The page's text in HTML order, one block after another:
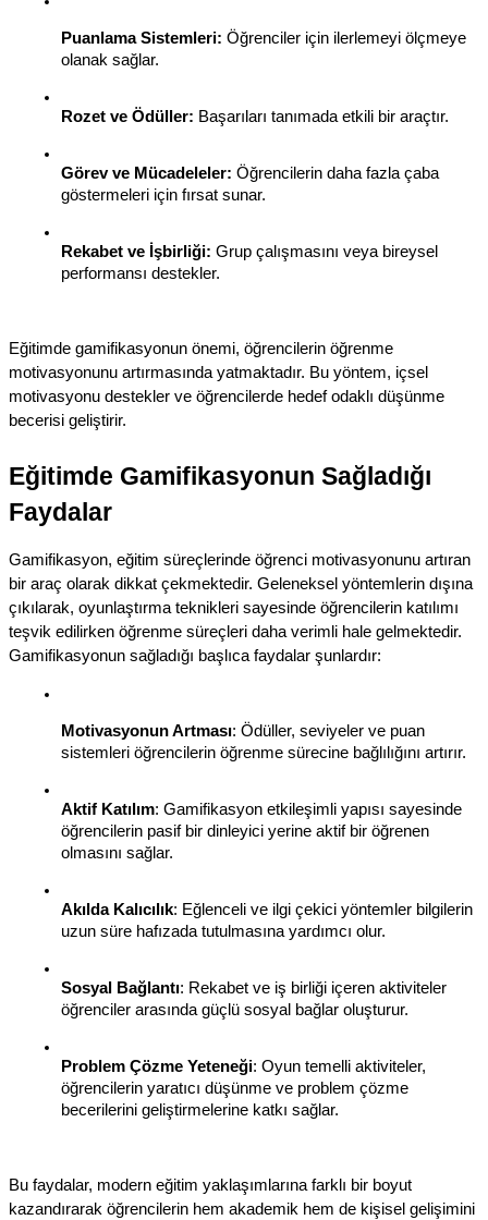
Puanlama Sistemleri: Öğrenciler için ilerlemeyi ölçmeye
olanak sağlar.
Rozet ve Ödüller: Başarıları tanımada etkili bir araçtır.
Görev ve Mücadeleler: Öğrencilerin daha fazla çaba
göstermeleri için fırsat sunar.
Rekabet ve İşbirliği: Grup çalışmasını veya bireysel
performansı destekler.
Eğitimde gamifikasyonun önemi, öğrencilerin öğrenme
motivasyonunu artırmasında yatmaktadır. Bu yöntem, içsel
motivasyonu destekler ve öğrencilerde hedef odaklı düşünme
becerisi geliştirir.
Eğitimde Gamifikasyonun Sağladığı
Faydalar
Gamifikasyon, eğitim süreçlerinde öğrenci motivasyonunu artıran
bir araç olarak dikkat çekmektedir. Geleneksel yöntemlerin dışına
çıkılarak, oyunlaştırma teknikleri sayesinde öğrencilerin katılımı
teşvik edilirken öğrenme süreçleri daha verimli hale gelmektedir.
Gamifikasyonun sağladığı başlıca faydalar şunlardır:
Motivasyonun Artması: Ödüller, seviyeler ve puan
sistemleri öğrencilerin öğrenme sürecine bağlılığını artırır.
Aktif Katılım: Gamifikasyon etkileşimli yapısı sayesinde
öğrencilerin pasif bir dinleyici yerine aktif bir öğrenen
olmasını sağlar.
Akılda Kalıcılık: Eğlenceli ve ilgi çekici yöntemler bilgilerin
uzun süre hafızada tutulmasına yardımcı olur.
Sosyal Bağlantı: Rekabet ve iş birliği içeren aktiviteler
öğrenciler arasında güçlü sosyal bağlar oluşturur.
Problem Çözme Yeteneği: Oyun temelli aktiviteler,
öğrencilerin yaratıcı düşünme ve problem çözme
becerilerini geliştirmelerine katkı sağlar.
Bu faydalar, modern eğitim yaklaşımlarına farklı bir boyut
kazandırarak öğrencilerin hem akademik hem de kişisel gelişimini